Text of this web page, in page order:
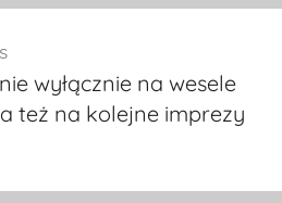
wyłącznie na wesele
też na kolejne imprezy